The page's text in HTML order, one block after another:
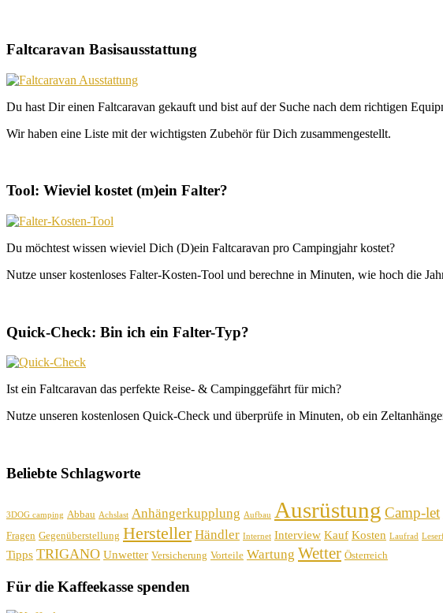
Faltcaravan Basisausstattung
Du hast Dir einen Faltcaravan gekauft und bist auf der Suche nach dem richtigen
Wir haben eine Liste mit der wichtigsten Zubehör für Dich zusammengestellt.
Tool: Wieviel kostet (m)ein Falter?
Du möchtest wissen wieviel Dich (D)ein Faltcaravan pro Campingjahr kostet?
Nutze unser kostenloses Falter-Kosten-Tool und berechne in Minuten, wie hoch die
Quick-Check: Bin ich ein Falter-Typ?
Ist ein Faltcaravan das perfekte Reise- & Campinggefährt für mich?
Nutze unseren kostenlosen Quick-Check und überprüfe in Minuten, ob ein
Beliebte Schlagworte
3DOG camping Abbau Achslast Anhängerkupplung Aufbau Ausrüstung Camp-let
Fragen Gegenüberstellung Hersteller Händler Internet Interview Kauf Kosten Laufrad
Tipps TRIGANO Unwetter Versicherung Vorteile Wartung Wetter Österreich
Für die Kaffeekasse spenden